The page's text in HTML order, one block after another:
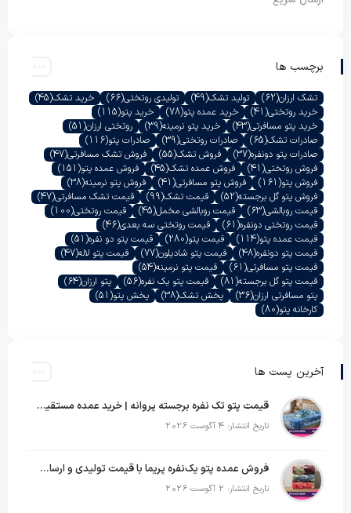
برچسب ها
تشک ارزان(62) تولید تشک(49) تولیدی روتختی(66) خرید تشک(45)
خرید روتختی(41) خرید عمده پتو(78) خرید پتو(115)
خرید پتو مسافرتی(43) خرید پتو نرمینه(39) روتختی ارزان(51)
صادرات تشک(65) صادرات روتختی(39) صادرات پتو(116)
صادرات پتو دونفره(37) فروش تشک(55) فروش تشک مسافرتی(47)
فروش روتختی(41) فروش عمده تشک(45) فروش عمده پتو(151)
فروش پتو(161) فروش پتو مسافرتی(41) فروش پتو نرمینه(38)
فروش پتو گل برجسته(52) قیمت تشک(99) قیمت تشک مسافرتی(47)
قیمت روبالشی(63) قیمت روبالشی مخمل(45) قیمت روتختی(100)
قیمت روتختی دونفره(61) قیمت روتختی سه بعدی(46)
قیمت عمده پتو(114) قیمت پتو(280) قیمت پتو دو نفره(51)
قیمت پتو دونفره(48) قیمت پتو شادیلون(77) قیمت پتو لاله(47)
قیمت پتو مسافرتی(61) قیمت پتو نرمینه(54)
قیمت پتو گل برجسته(81) قیمت پتو یک نفره(56) پتو ارزان(64)
پتو مسافرتی ارزان(36) پخش تشک(38) پخش پتو(51)
کارخانه پتو(80)
آخرین پست ها
قیمت پتو تک نفره برجسته پروانه | خرید عمده مستقیم با بهترین قیمت بازار
تاریخ انتشار: 4 آگوست 2026
فروش عمده پتو یک‌نفره پریما با قیمت تولیدی و ارسال به سراسر کشور
تاریخ انتشار: 2 آگوست 2026